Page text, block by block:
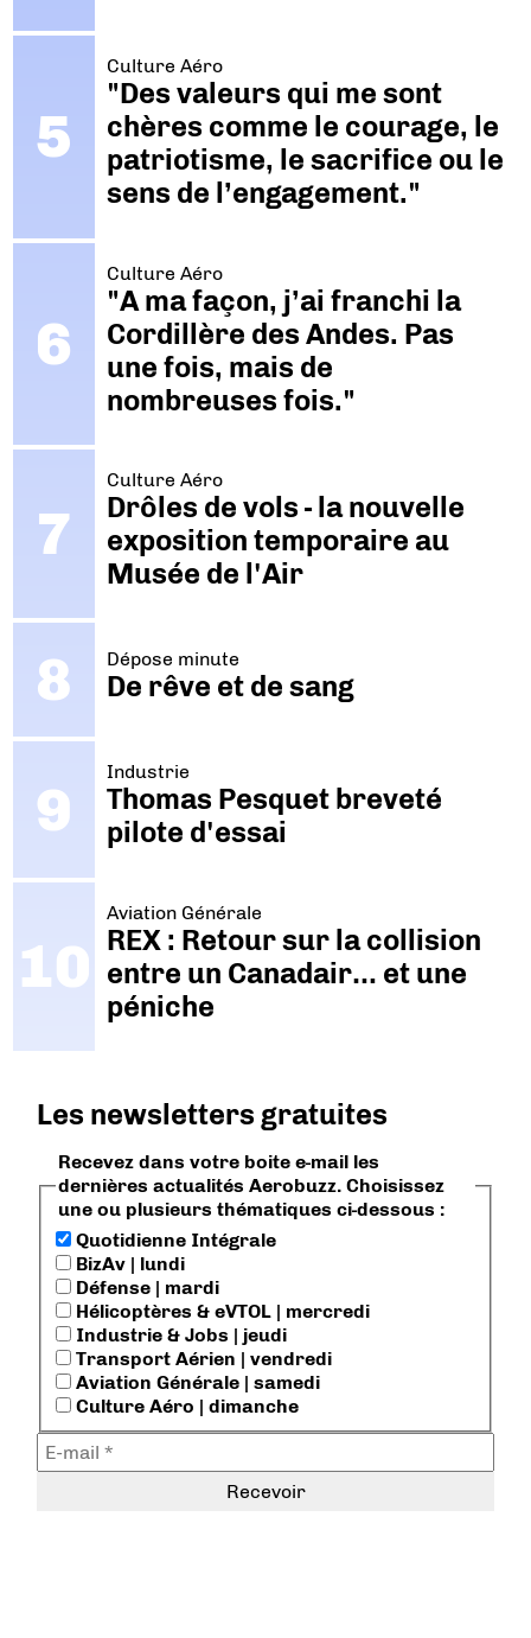
Culture Aéro
"Des valeurs qui me sont
chères comme le courage, le
patriotisme, le sacrifice ou le
sens de l’engagement."
Culture Aéro
"A ma façon, j’ai franchi la
Cordillère des Andes. Pas
une fois, mais de
nombreuses fois."
Culture Aéro
Drôles de vols - la nouvelle
exposition temporaire au
Musée de l'Air
Dépose minute
De rêve et de sang
Industrie
Thomas Pesquet breveté
pilote d'essai
Aviation Générale
REX : Retour sur la collision
entre un Canadair… et une
péniche
Les newsletters gratuites
Recevez dans votre boite e-mail les
dernières actualités Aerobuzz. Choisissez
une ou plusieurs thématiques ci-dessous :
Quotidienne Intégrale
BizAv | lundi
Défense | mardi
Hélicoptères & eVTOL | mercredi
Industrie & Jobs | jeudi
Transport Aérien | vendredi
Aviation Générale | samedi
Culture Aéro | dimanche